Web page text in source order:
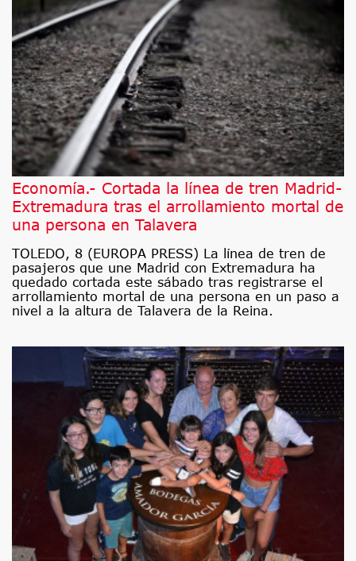
Economía.- Cortada la línea de tren Madrid-
Extremadura tras el arrollamiento mortal de
una persona en Talavera
TOLEDO, 8 (EUROPA PRESS) La línea de tren de
pasajeros que une Madrid con Extremadura ha
quedado cortada este sábado tras registrarse el
arrollamiento mortal de una persona en un paso a
nivel a la altura de Talavera de la Reina.